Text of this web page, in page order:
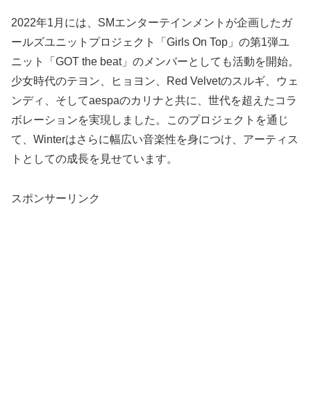
2022年1月には、SMエンターテインメントが企画したガ
ールズユニットプロジェクト「Girls On Top」の第1弾ユ
ニット「GOT the beat」のメンバーとしても活動を開始。
少女時代のテヨン、ヒョヨン、Red Velvetのスルギ、ウェ
ンディ、そしてaespaのカリナと共に、世代を超えたコラ
ボレーションを実現しました。このプロジェクトを通じ
て、Winterはさらに幅広い音楽性を身につけ、アーティス
トとしての成長を見せています。
スポンサーリンク